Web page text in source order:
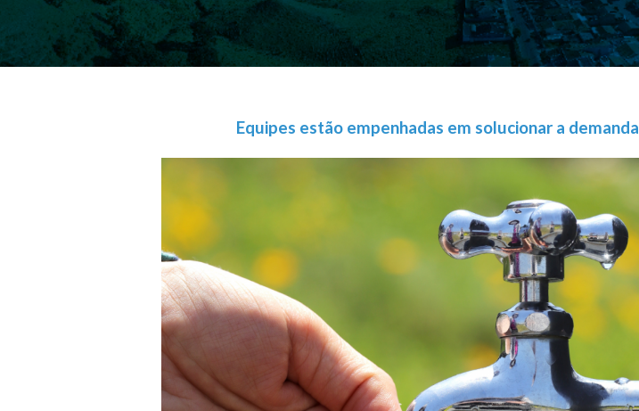
Equipes estão empenhadas em solucionar a demanda